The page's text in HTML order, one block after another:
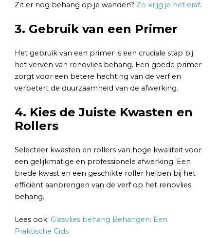
Zit er nog behang op je wanden? Zo krijg je het eraf.
3. Gebruik van een Primer
Het gebruik van een primer is een cruciale stap bij
het verven van renovlies behang. Een goede primer
zorgt voor een betere hechting van de verf en
verbetert de duurzaamheid van de afwerking.
4. Kies de Juiste Kwasten en
Rollers
Selecteer kwasten en rollers van hoge kwaliteit voor
een gelijkmatige en professionele afwerking. Een
brede kwast en een geschikte roller helpen bij het
efficiënt aanbrengen van de verf op het renovlies
behang.
Lees ook: Glasvlies behang Behangen: Een
Praktische Gids